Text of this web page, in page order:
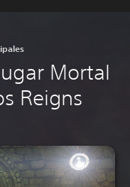
Mortal
Reigns